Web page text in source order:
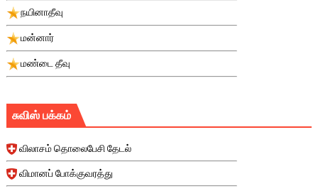
நயினாதீவு
மன்னார்
மண்டை தீவு
சுவிஸ் பக்கம்
விலாசம் தொலைபேசி தேடல்
விமானப் போக்குவரத்து